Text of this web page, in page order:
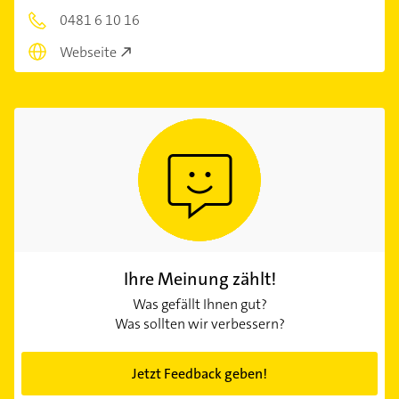
0481 6 10 16
Webseite
Ihre Meinung zählt!
Was gefällt Ihnen gut?
Was sollten wir verbessern?
Jetzt Feedback geben!